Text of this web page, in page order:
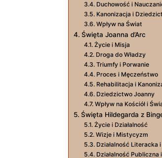
Duchowość i
Kanonizacja i
Wpływ na Świat
Święta Joanna d’Arc
Życie i Misja
Droga do Władzy
Triumfy i Porwanie
Proces i Męczeństwo
Rehabilitacja i
Dziedzictwo Joanny
Wpływ na Kościół i
Święta Hildegarda z
Życie i Działalność
Wizje i Mistycyzm
Działalność Literacka
Działalność Publiczna